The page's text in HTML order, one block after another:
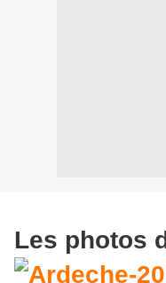
Les photos